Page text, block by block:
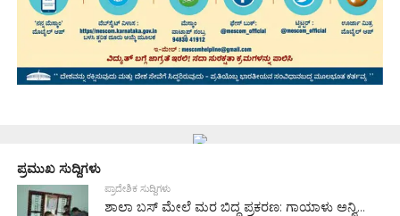
ಪ್ರಮುಖ ಸುದ್ದಿಗಳು
ಪ್ರಾದೇಶಿಕ ಸುದ್ದಿಗಳು
ಶಾಲಾ ಬಸ್ ಮೇಲೆ ಮರ ಬಿದ್ದ ಪ್ರಕರಣ: ಗಾಯಾಳು ಅನ್ವಿ...